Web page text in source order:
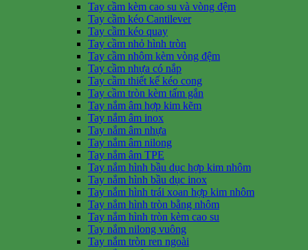
Tay cầm kèm cao su và vòng đệm
Tay cầm kéo Cantilever
Tay cầm kéo quay
Tay cầm nhỏ hình tròn
Tay cầm nhôm kèm vòng đệm
Tay cầm nhựa có nắp
Tay cầm thiết kế kéo cong
Tay cầm tròn kèm tấm gắn
Tay nắm âm hợp kim kẽm
Tay nắm âm inox
Tay nắm âm nhựa
Tay nắm âm nilong
Tay nắm âm TPE
Tay nắm hình bầu dục hợp kim nhôm
Tay nắm hình bầu dục inox
Tay nắm hình trái xoan hợp kim nhôm
Tay nắm hình tròn bằng nhôm
Tay nắm hình tròn kèm cao su
Tay nắm nilong vuông
Tay nắm tròn ren ngoài